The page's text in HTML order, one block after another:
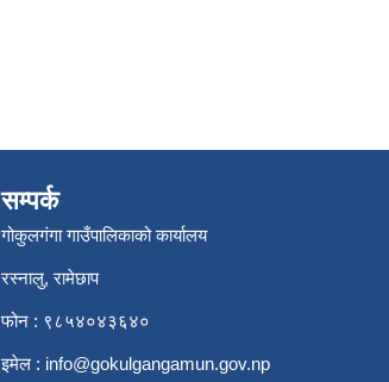
सम्पर्क
गोकुलगंगा गाउँपालिकाको कार्यालय
रस्नालु, रामेछाप
फोन : ९८५४०४३६४०
इमेल : info@gokulgangamun.gov.np